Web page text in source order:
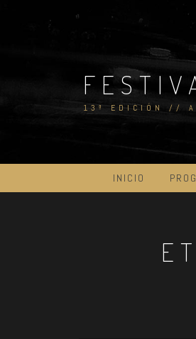
13ª EDICIÓN //
INICIO